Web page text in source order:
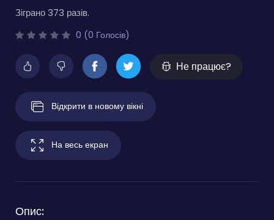
Зіграно 373 разів.
0 (0 Голосів)
Не працює?
Відкрити в новому вікні
На весь екран
Опис: